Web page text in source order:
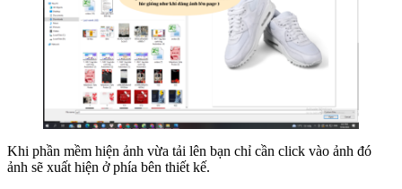
Khi phần mềm hiện ảnh vừa tải lên bạn chỉ cần click vào ảnh đó
ảnh sẽ xuất hiện ở phía bên thiết kế.